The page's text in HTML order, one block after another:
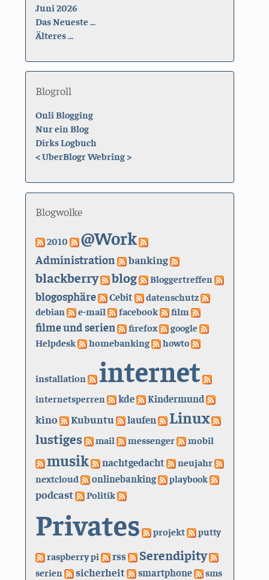
Juni 2026
Das Neueste ...
Älteres ...
Blogroll
Onli Blogging
Nur ein Blog
Dirks Logbuch
<UberBlogr Webring>
Blogwolke
2010 @Work
Administration banking
blackberry blog Bloggertreffen
blogosphäre Cebit datenschutz
debian e-mail facebook film
filme und serien firefox
google
Helpdesk
homebanking howto
installation internet
internetsperren kde Kindermund
kino Kubuntu laufen Linux
lustiges mail messenger mobil
musik nachtgedacht neujahr
nextcloud onlinebanking playbook
podcast Politik
Privates projekt putty
raspberry pi rss Serendipity
serien sicherheit smartphone sms